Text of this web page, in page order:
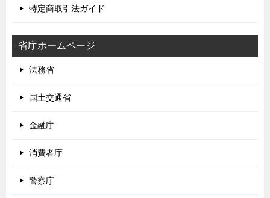
特定商取引法ガイド
省庁ホームページ
法務省
国土交通省
金融庁
消費者庁
警察庁